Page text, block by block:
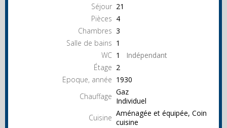
Séjour 21
Pièces 4
Chambres 3
Salle de bains 1
WC 1
Indépendant
Étage 2
Epoque, année 1930
Chauffage Gaz
Individuel
Cuisine Aménagée et équipée, Coin
cuisine